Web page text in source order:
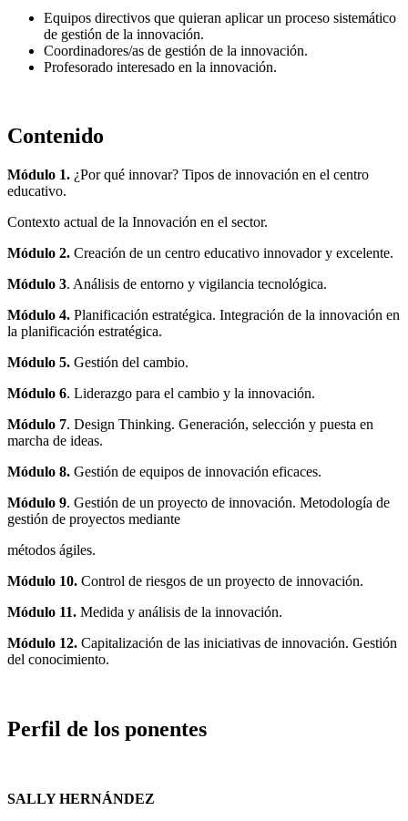
Equipos directivos que quieran aplicar un proceso sistemático
de gestión de la innovación.
Coordinadores/as de gestión de la innovación.
Profesorado interesado en la innovación.
Contenido
Módulo 1. ¿Por qué innovar? Tipos de innovación en el centro
educativo.
Contexto actual de la Innovación en el sector.
Módulo 2. Creación de un centro educativo innovador y excelente.
Módulo 3. Análisis de entorno y vigilancia tecnológica.
Módulo 4. Planificación estratégica. Integración de la innovación en
la planificación estratégica.
Módulo 5. Gestión del cambio.
Módulo 6. Liderazgo para el cambio y la innovación.
Módulo 7. Design Thinking. Generación, selección y puesta en
marcha de ideas.
Módulo 8. Gestión de equipos de innovación eficaces.
Módulo 9. Gestión de un proyecto de innovación. Metodología de
gestión de proyectos mediante
métodos ágiles.
Módulo 10. Control de riesgos de un proyecto de innovación.
Módulo 11. Medida y análisis de la innovación.
Módulo 12. Capitalización de las iniciativas de innovación. Gestión
del conocimiento.
Perfil de los ponentes
SALLY HERNÁNDEZ